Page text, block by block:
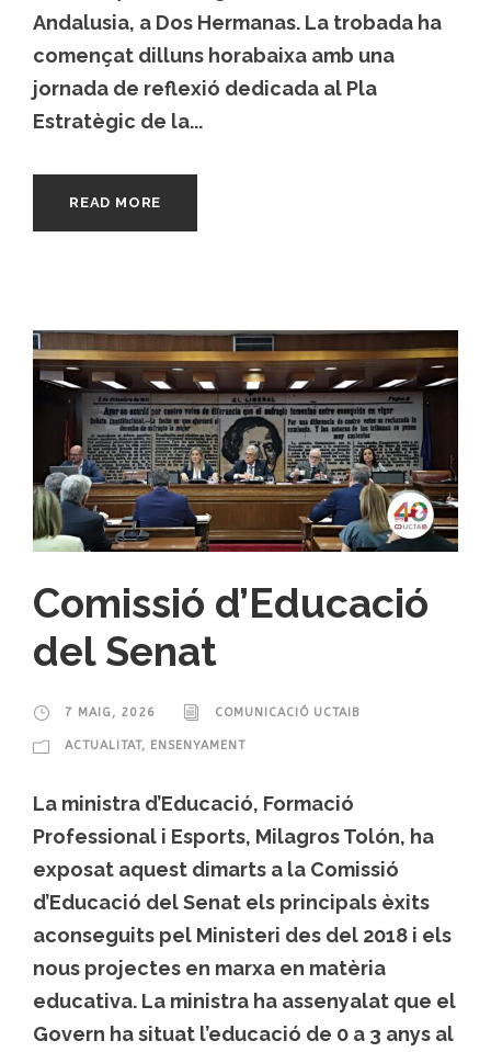
Andalusia, a Dos Hermanas. La trobada ha
començat dilluns horabaixa amb una
jornada de reflexió dedicada al Pla
Estratègic de la...
READ MORE
Comissió d’Educació
del Senat
7 MAIG, 2026 COMUNICACIÓ UCTAIB
ACTUALITAT, ENSENYAMENT
La ministra d’Educació, Formació
Professional i Esports, Milagros Tolón, ha
exposat aquest dimarts a la Comissió
d’Educació del Senat els principals èxits
aconseguits pel Ministeri des del 2018 i els
nous projectes en marxa en matèria
educativa. La ministra ha assenyalat que el
Govern ha situat l’educació de 0 a 3 anys al